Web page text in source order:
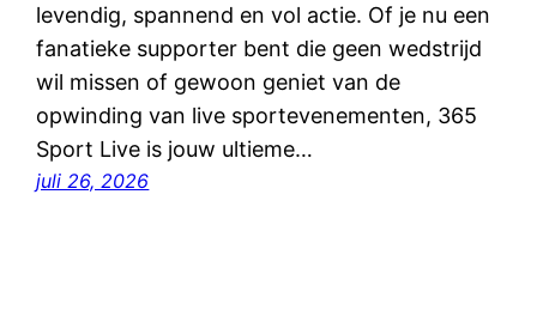
levendig, spannend en vol actie. Of je nu een
fanatieke supporter bent die geen wedstrijd
wil missen of gewoon geniet van de
opwinding van live sportevenementen, 365
Sport Live is jouw ultieme…
juli 26, 2026